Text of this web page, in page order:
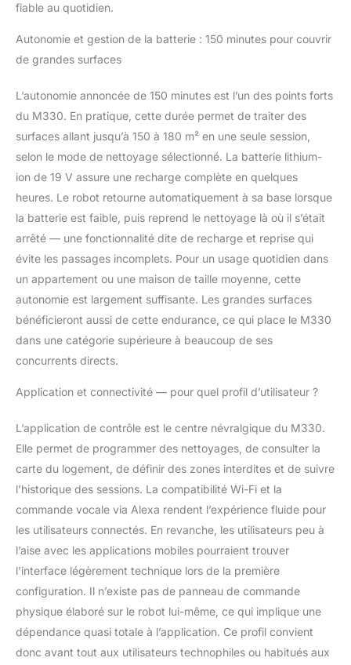
avec le Wi-Fi 2,4 GHz et 5
fiable au quotidien.
Autonomie et gestion de la batterie : 150 minutes pour couvrir
de grandes surfaces
L’autonomie annoncée de 150 minutes est l’un des points forts
du M330. En pratique, cette durée permet de traiter des
surfaces allant jusqu’à 150 à 180 m² en une seule session,
selon le mode de nettoyage sélectionné. La batterie lithium-
ion de 19 V assure une recharge complète en quelques
heures. Le robot retourne automatiquement à sa base lorsque
la batterie est faible, puis reprend le nettoyage là où il s’était
arrêté — une fonctionnalité dite de recharge et reprise qui
évite les passages incomplets. Pour un usage quotidien dans
un appartement ou une maison de taille moyenne, cette
autonomie est largement suffisante. Les grandes surfaces
bénéficieront aussi de cette endurance, ce qui place le M330
dans une catégorie supérieure à beaucoup de ses
concurrents directs.
Application et connectivité — pour quel profil d’utilisateur ?
L’application de contrôle est le centre névralgique du M330.
Elle permet de programmer des nettoyages, de consulter la
carte du logement, de définir des zones interdites et de suivre
l’historique des sessions. La compatibilité Wi-Fi et la
commande vocale via Alexa rendent l’expérience fluide pour
les utilisateurs connectés. En revanche, les utilisateurs peu à
l’aise avec les applications mobiles pourraient trouver
l’interface légèrement technique lors de la première
configuration. Il n’existe pas de panneau de commande
physique élaboré sur le robot lui-même, ce qui implique une
dépendance quasi totale à l’application. Ce profil convient
donc avant tout aux utilisateurs technophiles ou habitués aux